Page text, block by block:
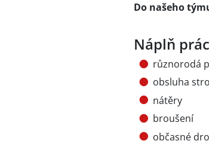
Do našeho
Náplň
různorodá
obsluha
nátěry
broušení
občasné